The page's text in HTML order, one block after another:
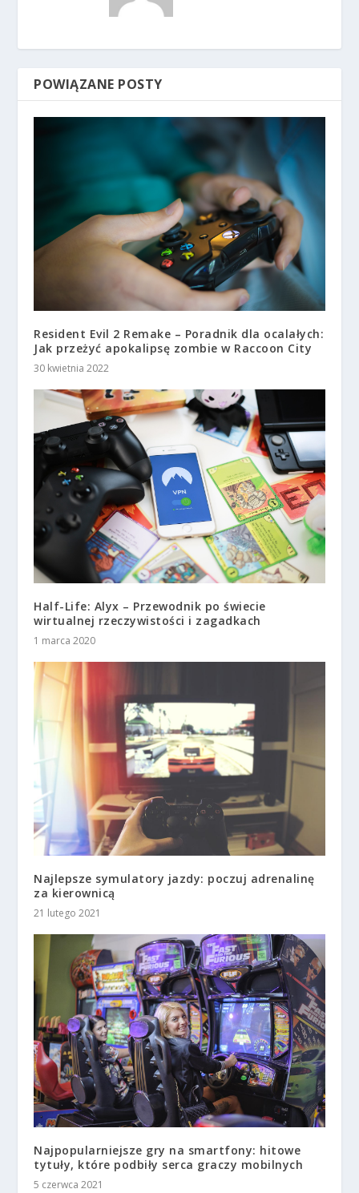
POWIĄZANE POSTY
Resident Evil 2 Remake – Poradnik dla ocalałych:
Jak przeżyć apokalipsę zombie w Raccoon City
30 kwietnia 2022
Half-Life: Alyx – Przewodnik po świecie
wirtualnej rzeczywistości i zagadkach
1 marca 2020
Najlepsze symulatory jazdy: poczuj adrenalinę
za kierownicą
21 lutego 2021
Najpopularniejsze gry na smartfony: hitowe
tytuły, które podbiły serca graczy mobilnych
5 czerwca 2021